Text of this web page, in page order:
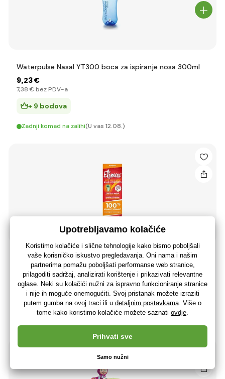
Waterpulse Nasal YT300 boca za ispiranje nosa 300ml
9,23 €
7,38 € bez PDV-a
+ 9 bodova
Zadnji komad na zalihi(U vas 12.08.)
Elimax Učinkovita otopina 100ml + metalni češalj
12,71 €
10,17 €bez PDV-a
+ 12 bodova